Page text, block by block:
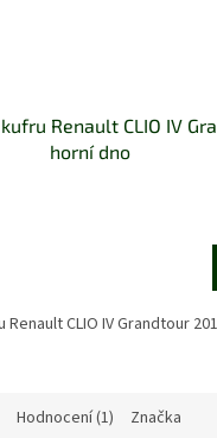
Renault CLIO IV
horní dno
CLIO IV Grandtour
Hodnocení (1) Značka